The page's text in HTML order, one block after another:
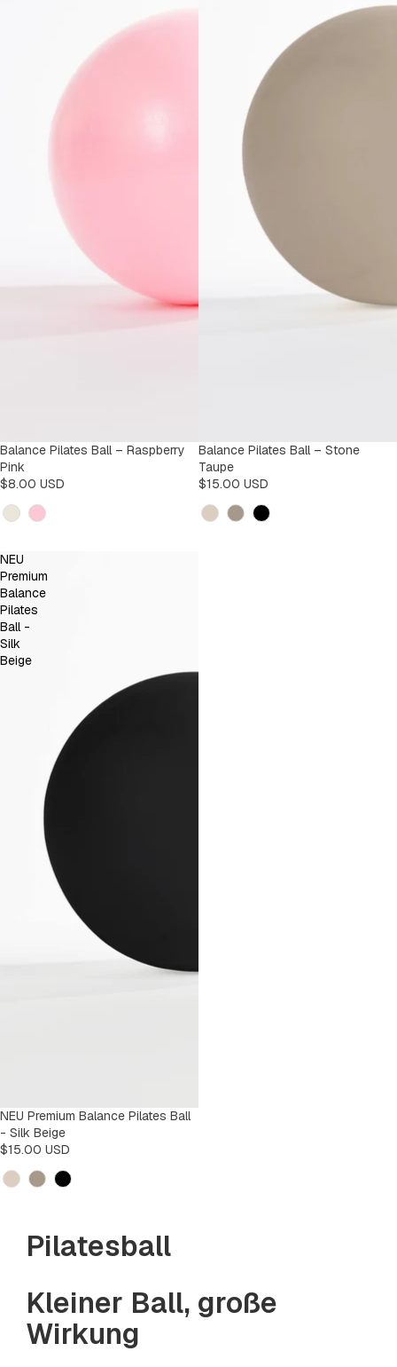
Balance Pilates Ball – Raspberry
Pink
$8.00 USD
Kleur
Balance Pilates Ball – Stone
Taupe
$15.00 USD
Kleur
NEU
Premium
Balance
Pilates
Ball -
Silk
Beige
NEU Premium Balance Pilates Ball
- Silk Beige
$15.00 USD
Kleur
Pilatesball
Kleiner Ball, große
Wirkung